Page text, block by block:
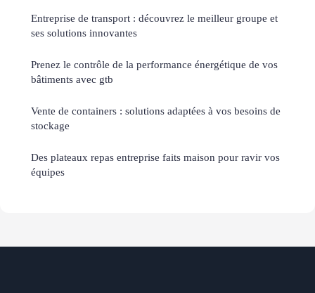
Entreprise de transport : découvrez le meilleur groupe et
ses solutions innovantes
Prenez le contrôle de la performance énergétique de vos
bâtiments avec gtb
Vente de containers : solutions adaptées à vos besoins de
stockage
Des plateaux repas entreprise faits maison pour ravir vos
équipes